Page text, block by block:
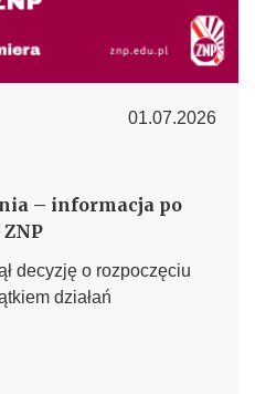
01.07.2026
– informacja po
decyzję o rozpoczęciu
działań